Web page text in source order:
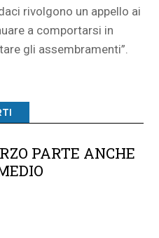
rivolgono un appello ai
a comportarsi in
gli assembramenti”.
PARTE ANCHE